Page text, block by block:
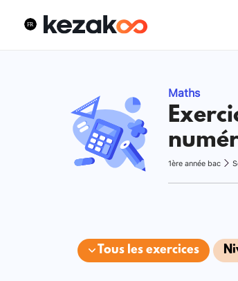
Maths
1ère année bac
Tous les exercices